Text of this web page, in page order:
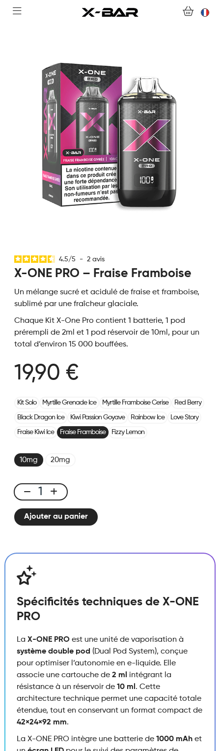
FOIRE AUX QUESTIONS
DEVENIR REVENDEUR
MON COMPTE
4.5/5 - 2 avis
X-ONE PRO – Fraise Framboise
Un mélange sucré et acidulé de fraise et framboise,
sublimé par une fraîcheur glaciale.
Chaque Kit X-One Pro contient 1 batterie, 1 pod
prérempli de 2ml et 1 pod réservoir de 10ml, pour un
total d’environ 15 000 bouffées.
19,90 €
Kit Solo Myrtille Grenade Ice Myrtille Framboise Cerise Red Berry
Black Dragon Ice Kiwi Passion Goyave Rainbow Ice Love Story
Fraise Kiwi Ice Fraise Framboise Fizzy Lemon
10mg 20mg
X-
ONE
PRO
Framboise
quantité
Ajouter au panier
Spécificités techniques de X-ONE
PRO
La X-ONE PROest une unité de vaporisation à
système double pod (Dual Pod System), conçue
pour optimiser l’autonomie en e-liquide. Elle
associe une cartouche de 2 ml
intégrant la
résistance à un réservoir de 10 ml . Cette
architecture technique permet une capacité totale
étendue, tout en conservant un format compact de
42×24×92 mm.
La X-ONE PRO intègre une batterie de 1000 mAhet